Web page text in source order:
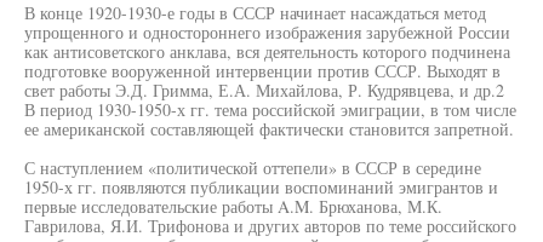
В конце 1920-1930-е годы в СССР начинает насаждаться метод
упрощенного и одностороннего изображения зарубежной России
как антисоветского анклава, вся деятельность которого подчинена
подготовке вооруженной интервенции против СССР. Выходят в
свет работы Э.Д. Гримма, Е.А. Михайлова, Р. Кудрявцева, и др.2
В период 1930-1950-х гг. тема российской эмиграции, в том числе
ее американской составляющей фактически становится запретной.
С наступлением «политической оттепели» в СССР в середине
1950-х гг. появляются публикации воспоминаний эмигрантов и
первые исследовательские работы A.M. Брюханова, М.К.
Гаврилова, Я.И. Трифонова и других авторов по теме российского